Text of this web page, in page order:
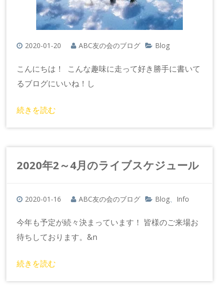
2020-01-20 ABC友の会のブログ Blog
こんにちは！ こんな趣味に走って好き勝手に書いて
るブログにいいね！し
続きを読む
2020年2～4月のライブスケジュール
2020-01-16 ABC友の会のブログ Blog Info
今年も予定が続々決まっています！ 皆様のご来場お
待ちしております。&n
続きを読む